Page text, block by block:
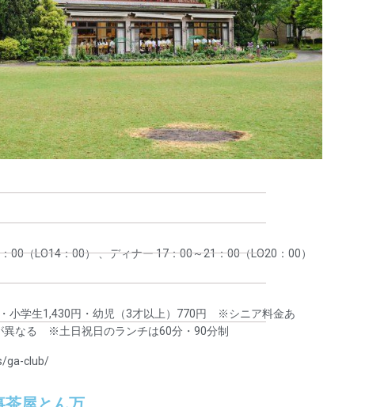
00（LO14：00） 、ディナー 17：00～21：00（LO20：00）
小学生1,430円・幼児（3才以上）770円 ※シニア料金あ
なる ※土日祝日のランチは60分・90分制
ga-club/